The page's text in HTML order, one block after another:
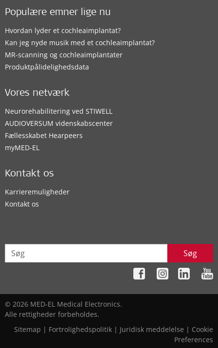
Populære emner lige nu
Hvordan lyder et cochleaimplantat?
Kan jeg nyde musik med et cochleaimplantat?
MR-scanning og cochleaimplantater
Produktpålidelighedsdata
Vores netværk
Neurorehabilitering ved STIWELL
AUDIOVERSUM videnskabscenter
Fællesskabet Hearpeers
myMED‑EL
Kontakt os
Karrieremuligheder
Kontakt os
Søg
© 2026 MED-EL Medical Electronics.
Alle rettigheder forbeholdes.
Sitemap | Fortrolighedspolitik | Juridisk meddelelse | Cookie
Preferences